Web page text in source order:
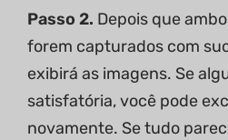
Passo 2. Depois que
forem capturados com
exibirá as imagens. Se
satisfatória, você pode
novamente. Se tudo